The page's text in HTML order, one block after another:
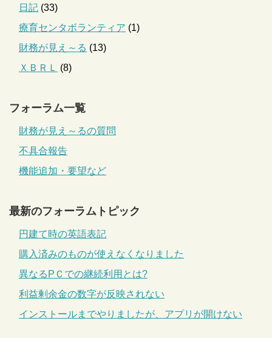
日記 (33)
療育センタボランティア (1)
財務が見え～る (13)
ＸＢＲＬ (8)
フォーラム一覧
財務が見え～るの質問
不具合報告
機能追加・要望など
最新のフォーラムトピック
円建て時の英語表記
購入済みのものが使えなくなりました
異なるPＣでの継続利用とは?
利益剰余金の数字が反映されない
インストールまでやりましたが、アプリが開けない